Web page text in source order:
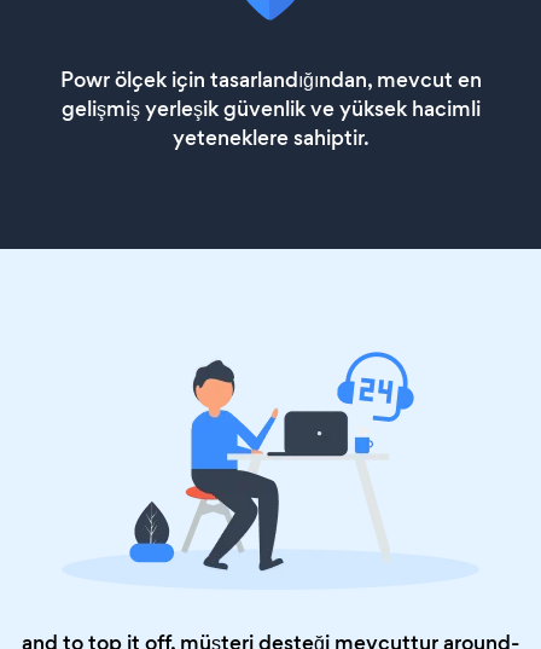
Powr ölçek için tasarlandığından, mevcut en
gelişmiş yerleşik güvenlik ve yüksek hacimli
yeteneklere sahiptir.